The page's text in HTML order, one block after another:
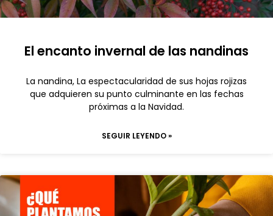
El encanto invernal de las nandinas
La nandina, La espectacularidad de sus hojas rojizas
que adquieren su punto culminante en las fechas
próximas a la Navidad.
SEGUIR LEYENDO »